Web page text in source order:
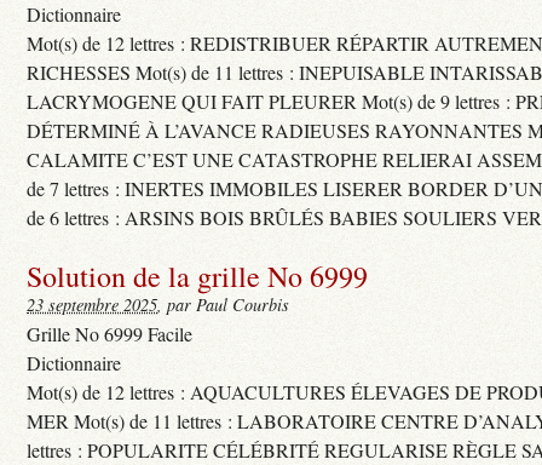
Dictionnaire
Mot(s) de 12 lettres : REDISTRIBUER RÉPARTIR
RICHESSES Mot(s) de 11 lettres : INEPUISABLE
LACRYMOGENE QUI FAIT PLEURER Mot(s) de 9 lettres :
DÉTERMINÉ À L’AVANCE RADIEUSES RAYONNANTES
CALAMITE C’EST UNE CATASTROPHE RELIERAI
de 7 lettres : INERTES IMMOBILES LISERER BORDER
de 6 lettres : ARSINS BOIS BRÛLÉS BABIES SOULIERS
Solution de la grille No 6999
23 septembre 2025, par Paul Courbis
Grille No 6999 Facile
Dictionnaire
Mot(s) de 12 lettres : AQUACULTURES ÉLEVAGES DE
MER Mot(s) de 11 lettres : LABORATOIRE CENTRE
lettres : POPULARITE CÉLÉBRITÉ REGULARISE RÈGLE